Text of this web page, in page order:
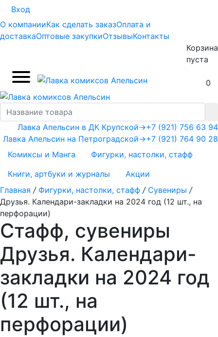
Вход
О компанииКак сделать заказОплата и
доставкаОптовые закупкиОтзывыКонтакты
Корзина
пуста
0
+7 (921) 756 63 94
+7 (921) 764 90 28
Лавка Апельсин в ДК Крупской→
Лавка Апельсин на Петроградской→
Комиксы и Манга
Фигурки, настолки, стафф
Книги, артбуки и журналы
Акции
Главная / Фигурки, настолки, стафф / Сувениры /
Друзья. Календари-закладки на 2024 год (12 шт., на
перфорации)
Стафф, сувениры
Друзья. Календари-
закладки на 2024 год
(12 шт., на
перфорации)